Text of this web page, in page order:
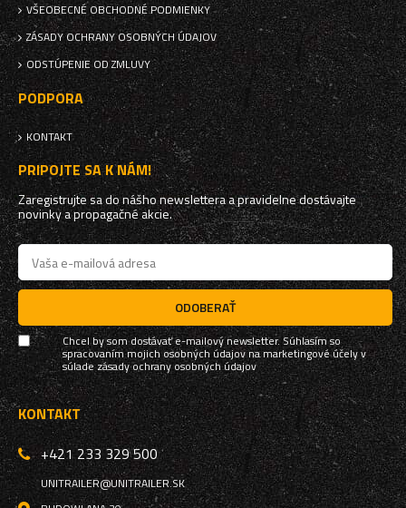
VŠEOBECNÉ OBCHODNÉ PODMIENKY
ZÁSADY OCHRANY OSOBNÝCH ÚDAJOV
ODSTÚPENIE OD ZMLUVY
PODPORA
KONTAKT
PRIPOJTE SA K NÁM!
Zaregistrujte sa do nášho newslettera a pravidelne dostávajte
novinky a propagačné akcie.
ODOBERAŤ
Chcel by som dostávať e-mailový newsletter. Súhlasím so
spracovaním mojich osobných údajov na marketingové účely v
súladezásady ochrany osobných údajov
KONTAKT
+421 233 329 500
UNITRAILER@UNITRAILER.SK